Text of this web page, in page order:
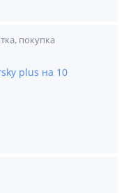
покупка
plus на 10